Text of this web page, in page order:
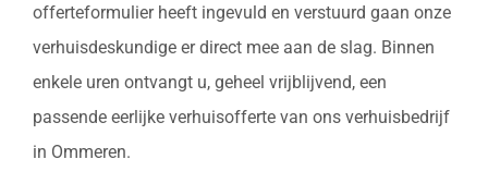
offerteformulier heeft ingevuld en verstuurd gaan onze
verhuisdeskundige er direct mee aan de slag. Binnen
enkele uren ontvangt u, geheel vrijblijvend, een
passende eerlijke verhuisofferte van ons verhuisbedrijf
in Ommeren.